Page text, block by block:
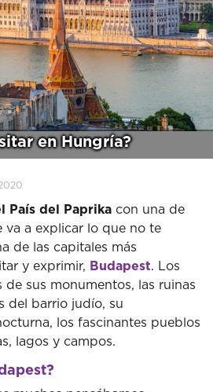
en Hungría?
País del Paprika con una de
va a explicar lo que no te
de las capitales más
y exprimir, Budapest. Los
de sus monumentos, las ruinas
del barrio judío, su
los fascinantes pueblos
lagos y campos.